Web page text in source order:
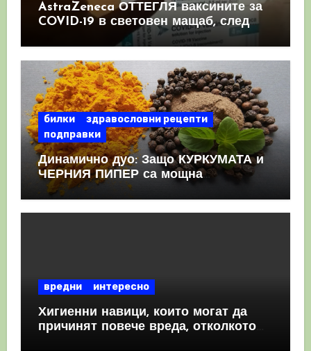
AstraZeneca ОТТЕГЛЯ ваксините за
COVID-19 в световен мащаб, след
като призна, че те причиняват
билки
здравословни рецепти
подправки
Динамично дуо: Защо КУРКУМАТА и
ЧЕРНИЯ ПИПЕР са мощна
комбинация
вредни интересно
Хигиенни навици, които могат да
причинят повече вреда, отколкото